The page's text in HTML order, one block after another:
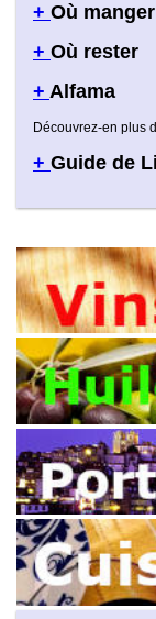
+ Où manger
+ Où rester
+ Alfama
Découvrez-en plus
+ Guide de